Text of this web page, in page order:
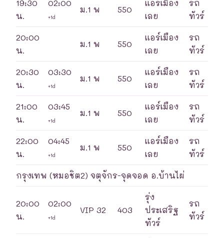
19:30
น.
02:00
+1d
ม.1 พ 550
แอร์เมือง
เลย
รถ
ทัวร์
20:00
น.
ม.1 พ 550
แอร์เมือง
เลย
รถ
ทัวร์
20:30
น.
03:30
+1d
ม.1 พ 550
แอร์เมือง
เลย
รถ
ทัวร์
21:00
น.
03:45
+1d
ม.1 พ 550
แอร์เมือง
เลย
รถ
ทัวร์
22:00
น.
04:45
+1d
ม.1 พ 550
แอร์เมือง
เลย
รถ
ทัวร์
กรุงเทพ (หมอชิต2) จตุจักร-จุดจอด อ.บ้านไผ่
20:00
น.
02:00
+1d
VIP 32 403
รุ่ง
ประเสริฐ
ทัวร์
รถ
ทัวร์